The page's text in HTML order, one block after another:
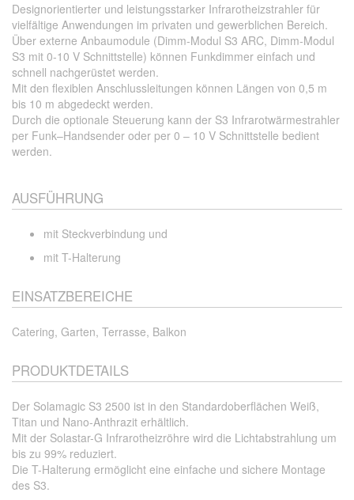
Designorientierter und leistungsstarker Infrarotheizstrahler für
vielfältige Anwendungen im privaten und gewerblichen Bereich.
Über externe Anbaumodule (Dimm-Modul S3 ARC, Dimm-Modul
S3 mit 0-10 V Schnittstelle) können Funkdimmer einfach und
schnell nachgerüstet werden.
Mit den flexiblen Anschlussleitungen können Längen von 0,5 m
bis 10 m abgedeckt werden.
Durch die optionale Steuerung kann der S3 Infrarotwärmestrahler
per Funk–Handsender oder per 0 – 10 V Schnittstelle bedient
werden.
AUSFÜHRUNG
mit Steckverbindung und
mit T-Halterung
EINSATZBEREICHE
Catering, Garten, Terrasse, Balkon
PRODUKTDETAILS
Der Solamagic S3 2500 ist in den Standardoberflächen Weiß,
Titan und Nano-Anthrazit erhältlich.
Mit der Solastar-G Infrarotheizröhre wird die Lichtabstrahlung um
bis zu 99% reduziert.
Die T-Halterung ermöglicht eine einfache und sichere Montage
des S3.